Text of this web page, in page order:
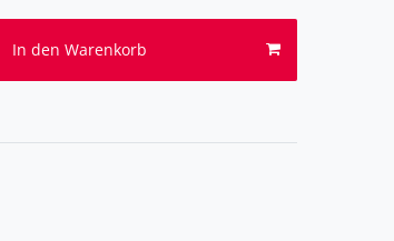
In den Warenkorb